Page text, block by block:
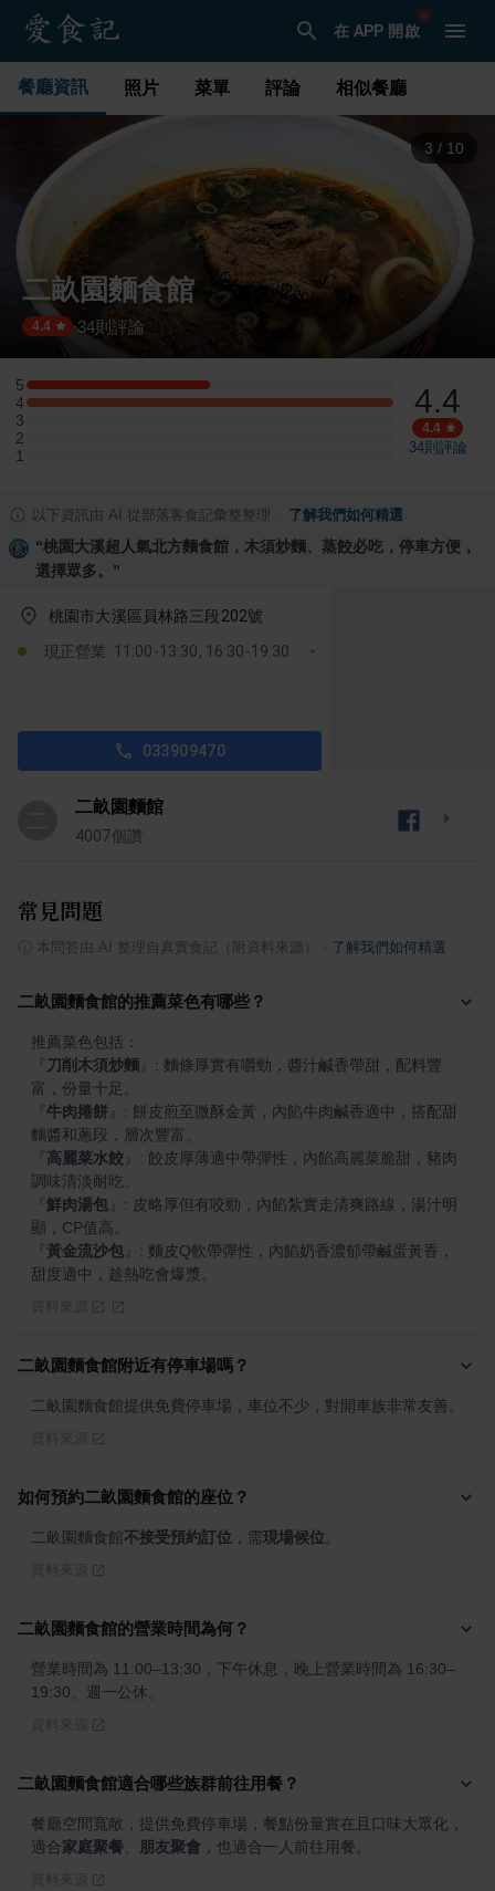
在 APP 開啟
餐廳資訊 照片 菜單 評論 相似餐廳
3 / 10
二畝園麵食館
4.4 ·34則評論
5
5 星：2 則評論
4
4 星：4 則評論
3
3 星：0 則評論
2
2 星：0 則評論
1
1 星：0 則評論
4.4
4.4
34則評論
以下資訊由 AI 從部落客食記彙整整理 了解我們如何精選
“桃園大溪超人氣北方麵食館，木須炒麵、蒸餃必吃，停車方便，
選擇眾多。 ”
桃園市大溪區員林路三段202號
現正營業: 11:00-13:30, 16:30-19:30
033909470
二畝園麵館
4007個讚
常見問題
本問答由 AI 整理自真實食記（附資料來源） 了解我們如何精選
二畝園麵食館的推薦菜色有哪些？
刀削木須炒麵
: 麵條厚實有嚼勁，醬汁鹹香帶甜，配料豐
牛肉捲餅
: 餅皮煎至微酥金黃，內餡牛肉鹹香適中，搭配甜
高麗菜水餃
: 餃皮厚薄適中帶彈性，內餡高麗菜脆甜，豬肉
鮮肉湯包
: 皮略厚但有咬勁，內餡紮實走清爽路線，湯汁明
黃金流沙包
: 麵皮Q軟帶彈性，內餡奶香濃郁帶鹹蛋黃香，
甜度適中，趁熱吃會爆漿。
二畝園麵食館附近有停車場嗎？
二畝園麵食館提供免費停車場，車位不少，對開車族非常友善。
如何預約二畝園麵食館的座位？
二畝園麵食館不接受預約訂位 ，需現場候位
二畝園麵食館的營業時間為何？
營業時間為 11:00–13:30，下午休息，晚上營業時間為 16:30–
19:30。週一公休。
二畝園麵食館適合哪些族群前往用餐？
餐廳空間寬敞，提供免費停車場，餐點份量實在且口味大眾化，
適合家庭聚餐 朋友聚會 ，也適合一人前往用餐。